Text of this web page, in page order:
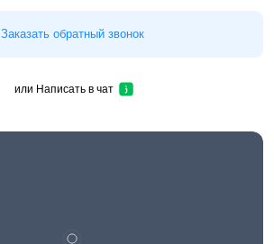
Заказать обратный звонок
или Написать в чат